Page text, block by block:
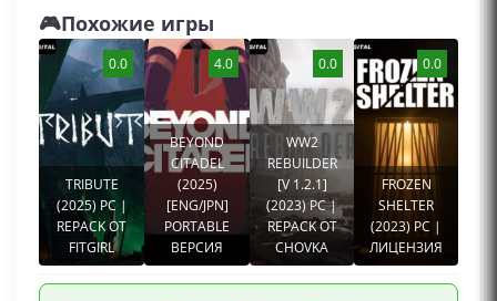
🎮Похожие игры
0.0
TRIBUTE
(2025) PC |
REPACK ОТ
FITGIRL
4.0
BEYOND
CITADEL
(2025)
[ENG/JPN]
PORTABLE
ВЕРСИЯ
0.0
WW2
REBUILDER
[V 1.2.1]
(2023) PC |
REPACK ОТ
CHOVKA
0.0
FROZEN
SHELTER
(2023) PC |
ЛИЦЕНЗИЯ